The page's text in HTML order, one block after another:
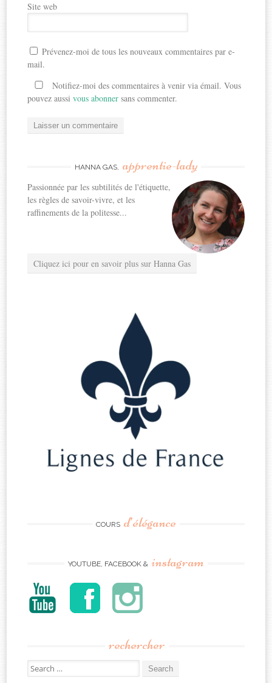
Site web
Prévenez-moi de tous les nouveaux commentaires par e-
mail.
Notifiez-moi des commentaires à venir via émail. Vous
pouvez aussivous abonner sans commenter.
HANNA GAS, apprentie-lady
Passionnée par les subtilités de l'étiquette,
les règles de savoir-vivre, et les
raffinements de la politesse...
Cliquez ici pour en savoir plus sur Hanna Gas
COURS d’élégance
YOUTUBE, FACEBOOK & instagram
rechercher
Search
for: